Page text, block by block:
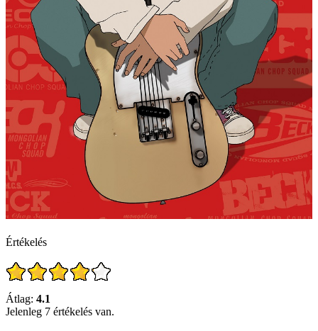
Értékelés
Átlag: 4.1
Jelenleg 7 értékelés van.